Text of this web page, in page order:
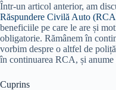
Într-un articol anterior, am
Răspundere Civilă Auto
beneficiile pe care le are și
obligatorie. Rămânem în
vorbim despre o altfel de
în continuarea RCA, și
Cuprins